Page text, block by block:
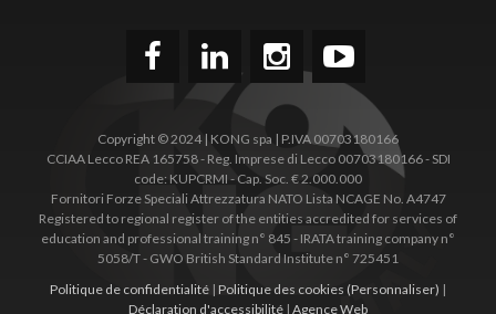
Copyright © 2024 | KONG spa | P.IVA 00703180166
CCIAA Lecco REA 165758 - Reg. Imprese di Lecco 00703180166 - SDI
code: KUPCRMI - Cap. Soc. € 2.000.000
Fornitori Forze Speciali Attrezzatura NATO Lista NCAGE No. A4747
Registered to regional register of the entities accredited for services of
education and professional training n° 845 - IRATA training company n°
5058/T - GWO British Standard Institute n° 725451
Politique de confidentialité | Politique des cookies (Personnaliser) |
Déclaration d'accessibilité | Agence Web